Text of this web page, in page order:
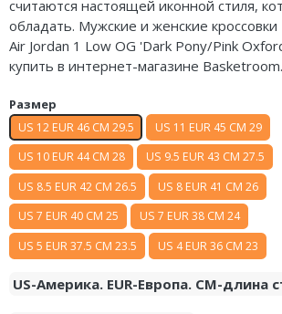
считаются настоящей иконной стиля,
обладать. Мужские и женские
Air Jordan 1 Low OG 'Dark Pony/Pink
купить в интернет-магазине
Размер
US 12 EUR 46 CM 29.5
US 11 EUR 45 CM 29
US 10 EUR 44 CM 28
US 9.5 EUR 43 CM 27.5
US 8.5 EUR 42 CM 26.5
US 8 EUR 41 CM 26
US 7 EUR 40 CM 25
US 7 EUR 38 CM 24
US 5 EUR 37.5 CM 23.5
US 4 EUR 36 CM 23
US-Америка. EUR-Европа. CM-длина
Air Jordan 12
Air Jordan 13
Air Jordan 14
Air Jordan 15
Air Jordan 23
Nike Ja
Nike Book
Nike LeBron
Nike Kyrie
Nike Freak
Nike KD
Nike PG
Nike Kobe